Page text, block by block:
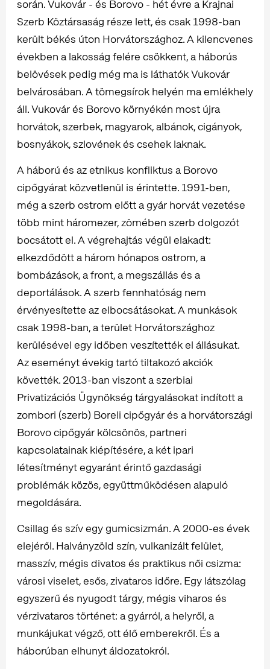
során. Vukovár - és Borovo - hét évre a Krajnai
Szerb Köztársaság része lett, és csak 1998-ban
került békés úton Horvátországhoz. A kilencvenes
években a lakosság felére csökkent, a háborús
belövések pedig még ma is láthatók Vukovár
belvárosában. A tömegsírok helyén ma emlékhely
áll. Vukovár és Borovo környékén most újra
horvátok, szerbek, magyarok, albánok, cigányok,
bosnyákok, szlovének és csehek laknak.
A háború és az etnikus konfliktus a Borovo
cipőgyárat közvetlenül is érintette. 1991-ben,
még a szerb ostrom előtt a gyár horvát vezetése
több mint háromezer, zömében szerb dolgozót
bocsátott el. A végrehajtás végül elakadt:
elkezdődött a három hónapos ostrom, a
bombázások, a front, a megszállás és a
deportálások. A szerb fennhatóság nem
érvényesítette az elbocsátásokat. A munkások
csak 1998-ban, a terület Horvátországhoz
kerülésével egy időben veszítették el állásukat.
Az eseményt évekig tartó tiltakozó akciók
követték. 2013-ban viszont a szerbiai
Privatizációs Ügynökség tárgyalásokat indított a
zombori (szerb) Boreli cipőgyár és a horvátországi
Borovo cipőgyár kölcsönös, partneri
kapcsolatainak kiépítésére, a két ipari
létesítményt egyaránt érintő gazdasági
problémák közös, együttműködésen alapuló
megoldására.
Csillag és szív egy gumicsizmán. A 2000-es évek
elejéről. Halványzöld szín, vulkanizált felület,
masszív, mégis divatos és praktikus női csizma:
városi viselet, esős, zivataros időre. Egy látszólag
egyszerű és nyugodt tárgy, mégis viharos és
vérzivataros történet: a gyárról, a helyről, a
munkájukat végző, ott élő emberekről. És a
háborúban elhunyt áldozatokról.